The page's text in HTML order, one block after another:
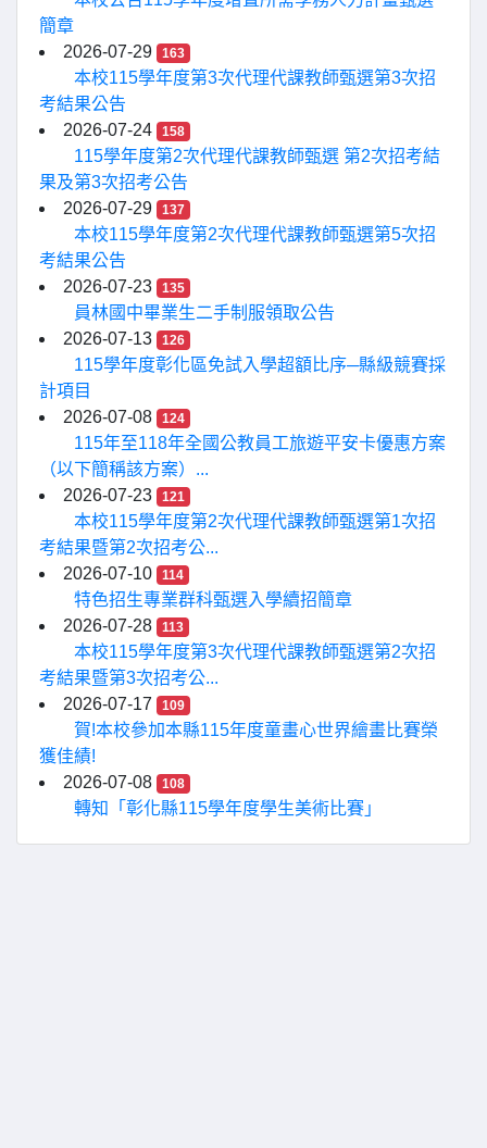
簡章
2026-07-29
163
本校115學年度第3次代理代課教師甄選第3次招
考結果公告
2026-07-24
158
115學年度第2次代理代課教師甄選 第2次招考結
果及第3次招考公告
2026-07-29
137
本校115學年度第2次代理代課教師甄選第5次招
考結果公告
2026-07-23
135
員林國中畢業生二手制服領取公告
2026-07-13
126
115學年度彰化區免試入學超額比序─縣級競賽採
計項目
2026-07-08
124
115年至118年全國公教員工旅遊平安卡優惠方案
（以下簡稱該方案）...
2026-07-23
121
本校115學年度第2次代理代課教師甄選第1次招
考結果暨第2次招考公...
2026-07-10
114
特色招生專業群科甄選入學續招簡章
2026-07-28
113
本校115學年度第3次代理代課教師甄選第2次招
考結果暨第3次招考公...
2026-07-17
109
賀!本校參加本縣115年度童畫心世界繪畫比賽榮
獲佳績!
2026-07-08
108
轉知「彰化縣115學年度學生美術比賽」